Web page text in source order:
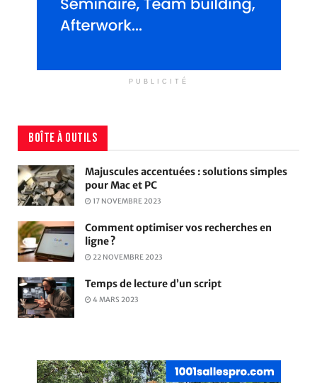
PUBLICITÉ
BOÎTE À OUTILS
Majuscules accentuées : solutions simples
pour Mac et PC
17 NOVEMBRE 2023
Comment optimiser vos recherches en
ligne ?
22 NOVEMBRE 2023
Temps de lecture d’un script
4 MARS 2023